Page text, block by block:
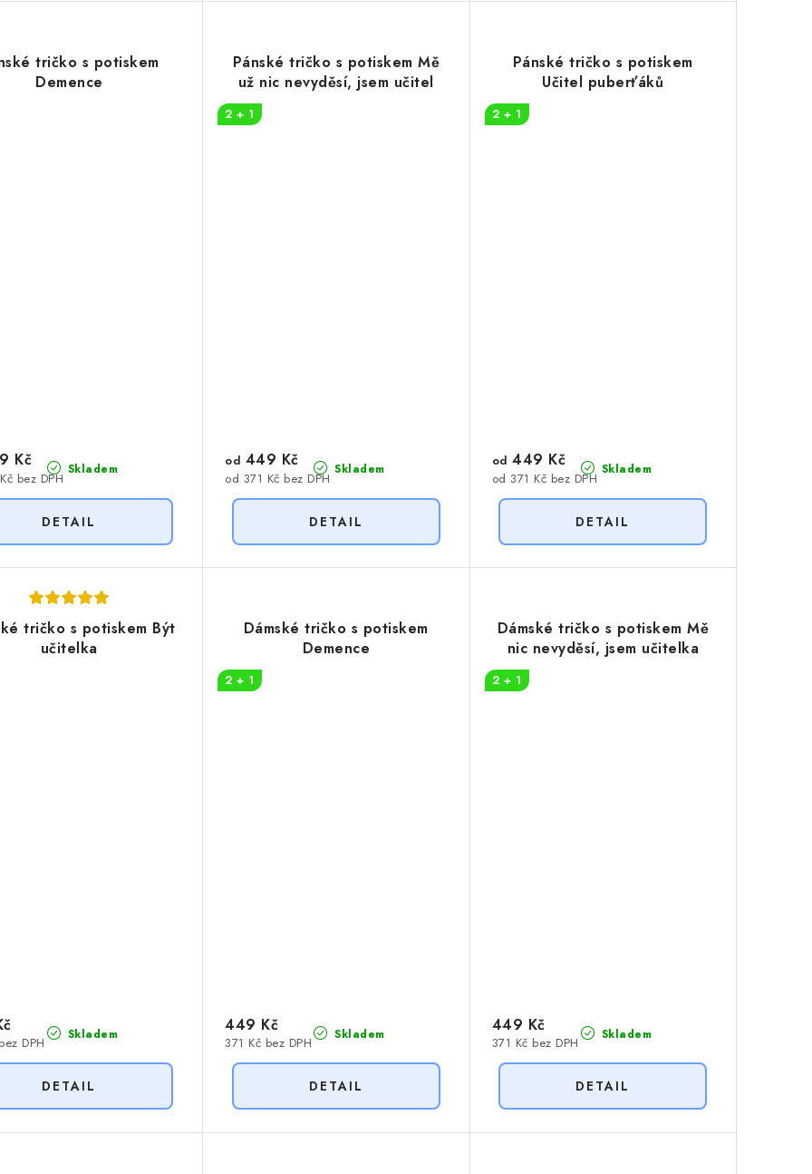
tričko s potiskem
Demence
Skladem
bez DPH
Kč
Pánské tričko s potiskem Mě
už nic nevyděsí, jsem učitel
2 + 1
Skladem
od 371 Kč bez DPH
od 449 Kč
Pánské tričko s potiskem
Učitel puberťáků
2 + 1
Skladem
od 371 Kč bez DPH
od 449 Kč
tričko s potiskem Být
učitelka
Skladem
DPH
Dámské tričko s potiskem
Demence
2 + 1
Skladem
371 Kč bez DPH
449 Kč
Dámské tričko s potiskem Mě
nic nevyděsí, jsem učitelka
2 + 1
Skladem
371 Kč bez DPH
449 Kč